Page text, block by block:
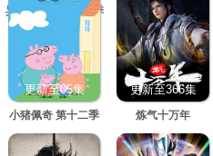
异世界无双～第二季
更新至05集
小猪佩奇 第十二季
更新至366集
炼气十万年